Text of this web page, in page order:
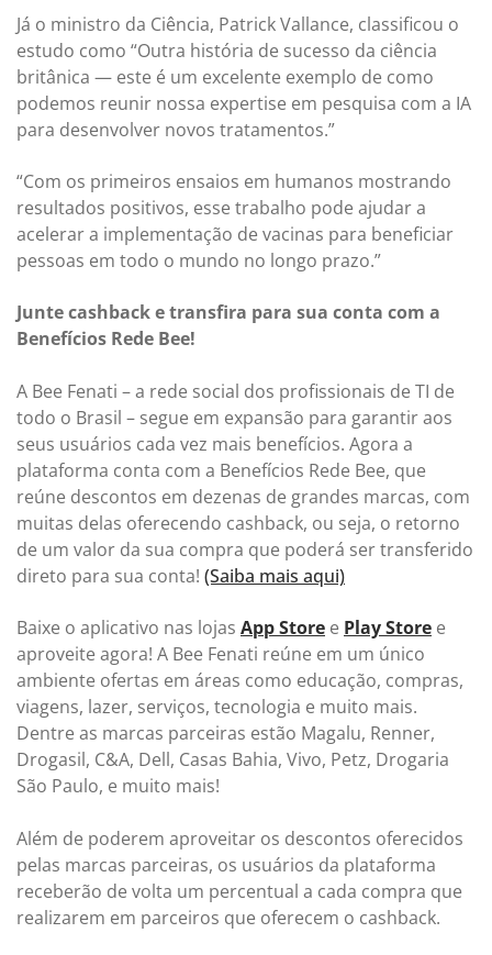
Já o ministro da Ciência, Patrick Vallance, classificou o
estudo como “Outra história de sucesso da ciência
britânica — este é um excelente exemplo de como
podemos reunir nossa expertise em pesquisa com a IA
para desenvolver novos tratamentos.”
“Com os primeiros ensaios em humanos mostrando
resultados positivos, esse trabalho pode ajudar a
acelerar a implementação de vacinas para beneficiar
pessoas em todo o mundo no longo prazo.”
Junte cashback e transfira para sua conta com a
Benefícios Rede Bee!
A Bee Fenati – a rede social dos profissionais de TI de
todo o Brasil – segue em expansão para garantir aos
seus usuários cada vez mais benefícios. Agora a
plataforma conta com a Benefícios Rede Bee, que
reúne descontos em dezenas de grandes marcas, com
muitas delas oferecendo cashback, ou seja, o retorno
de um valor da sua compra que poderá ser transferido
direto para sua conta! (Saiba mais aqui)
Baixe o aplicativo nas lojas App Store e Play Store e
aproveite agora! A Bee Fenati reúne em um único
ambiente ofertas em áreas como educação, compras,
viagens, lazer, serviços, tecnologia e muito mais.
Dentre as marcas parceiras estão Magalu, Renner,
Drogasil, C&A, Dell, Casas Bahia, Vivo, Petz, Drogaria
São Paulo, e muito mais!
Além de poderem aproveitar os descontos oferecidos
pelas marcas parceiras, os usuários da plataforma
receberão de volta um percentual a cada compra que
realizarem em parceiros que oferecem o cashback.